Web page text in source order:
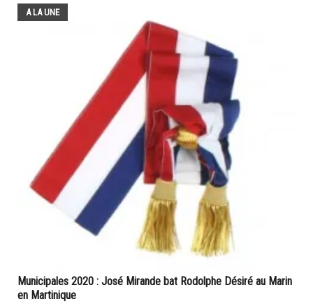
A LA UNE
Municipales 2020 : José Mirande bat Rodolphe Désiré au Marin
en Martinique